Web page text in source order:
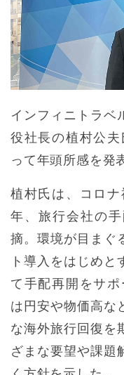
インフィニトラベ
役社長の植村公
って年頭所感を発
植村氏は、コロ
年、旅行会社の
摘。環境が目まぐ
ト導入をはじめと
て手配再開をサ
は円安や物価高な
な海外旅行回復を
ざまな要望や課題